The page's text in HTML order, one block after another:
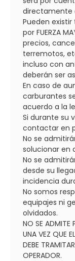
directamente
Pueden
por FUERZA
precios,
terremotos,
incluso con
deberán ser
En caso de
carburantes
acuerdo a la
Si durante su
contactar en
No se
solucionar en
No se
desde su
incidencia
No somos
equipajes ni
olvidados.
NO SE ADMITE
UNA VEZ QUE
DEBE
OPERADOR.